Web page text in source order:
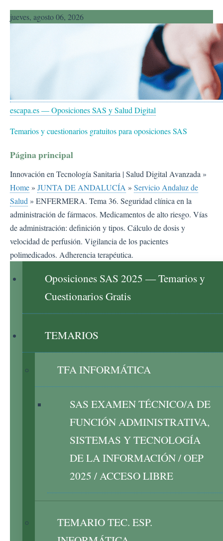
Saltar
jueves, agosto 06, 2026
escapa.es — Oposiciones SAS y Salud Digital
Temarios y cuestionarios gratuitos para oposiciones SAS
Página principal
Innovación en Tecnología Sanitaria | Salud Digital Avanzada »
Home » JUNTA DE ANDALUCÍA » Servicio Andaluz de
Salud » ENFERMERA. Tema 36. Seguridad clínica en la
administración de fármacos. Medicamentos de alto riesgo. Vías
de administración: definición y tipos. Cálculo de dosis y
velocidad de perfusión. Vigilancia de los pacientes
polimedicados. Adherencia terapéutica.
Oposiciones SAS 2025 — Temarios y
Cuestionarios Gratis
TEMARIOS
TFA INFORMÁTICA
SAS EXAMEN TÉCNICO/A DE
FUNCIÓN ADMINISTRATIVA,
SISTEMAS Y TECNOLOGÍA
DE LA INFORMACIÓN / OEP
2025 / ACCESO LIBRE
TEMARIO TEC. ESP.